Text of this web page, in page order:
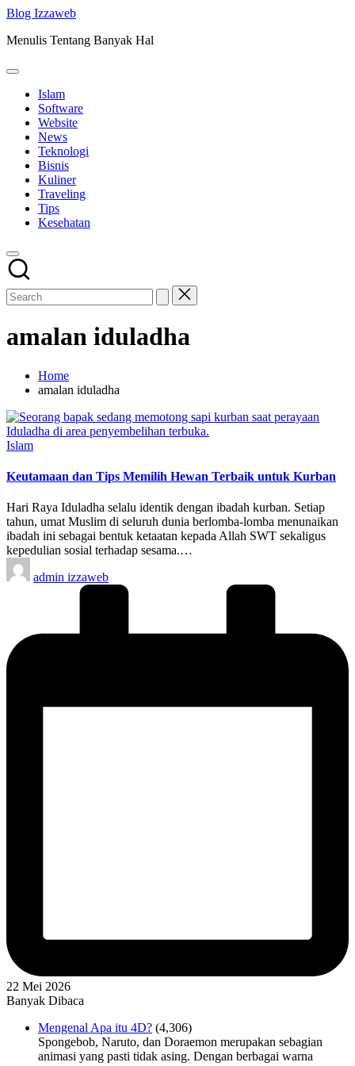
Skip
content
Blog Izzaweb
Menulis Tentang Banyak Hal
Islam
Software
Website
News
Teknologi
Bisnis
Kuliner
Traveling
Tips
Kesehatan
amalan iduladha
Home
amalan iduladha
Posted
Islam
Keutamaan dan Tips Memilih Hewan Terbaik untuk Kurban
Hari Raya Iduladha selalu identik dengan ibadah kurban. Setiap
tahun, umat Muslim di seluruh dunia berlomba-lomba menunaikan
ibadah ini sebagai bentuk ketaatan kepada Allah SWT sekaligus
kepedulian sosial terhadap sesama.…
Posted
by
admin izzaweb
22 Mei 2026
Banyak Dibaca
Mengenal Apa itu 4D? (4,306)
Spongebob, Naruto, dan Doraemon merupakan sebagian
animasi yang pasti tidak asing. Dengan berbagai warna